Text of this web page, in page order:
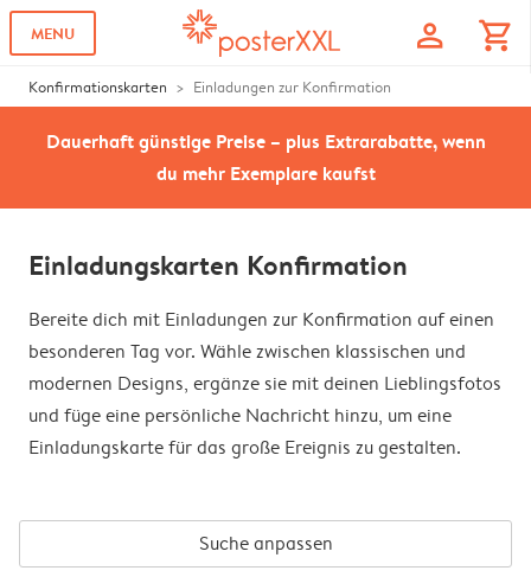
MENU profile shopping_cart
Konfirmationskarten Einladungen zur Konfirmation
Dauerhaft günstige Preise – plus Extrarabatte, wenn
du mehr Exemplare kaufst
Einladungskarten Konfirmation
Bereite dich mit Einladungen zur Konfirmation auf einen
besonderen Tag vor. Wähle zwischen klassischen und
modernen Designs, ergänze sie mit deinen Lieblingsfotos
und füge eine persönliche Nachricht hinzu, um eine
Einladungskarte für das große Ereignis zu gestalten.
Suche anpassen